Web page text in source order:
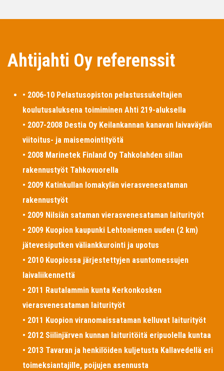
Ahtijahti Oy referenssit
• 2006-10 Pelastusopiston pelastussukeltajien
koulutusaluksena toimiminen Ahti 219-aluksella
• 2007-2008 Destia Oy Keilankannan kanavan laivaväylän
viitoitus- ja maisemointityötä
• 2008 Marinetek Finland Oy Tahkolahden sillan
rakennustyöt Tahkovuorella
• 2009 Katinkullan lomakylän vierasvenesataman
rakennustyöt
• 2009 Nilsiän sataman vierasvenesataman laiturityöt
• 2009 Kuopion kaupunki Lehtoniemen uuden (2 km)
jätevesiputken väliankkurointi ja upotus
• 2010 Kuopiossa järjestettyjen asuntomessujen
laivaliikennettä
• 2011 Rautalammin kunta Kerkonkosken
vierasvenesataman laiturityöt
• 2011 Kuopion viranomaissataman kelluvat laiturityöt
• 2012 Siilinjärven kunnan laituritöitä eripuolella kuntaa
• 2013 Tavaran ja henkilöiden kuljetusta Kallavedellä eri
toimeksiantajille, poijujen asennusta